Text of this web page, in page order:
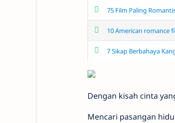
75 Film Paling
10 American romance
7 Sikap Berbahaya
Dengan kisah cinta
Mencari pasangan